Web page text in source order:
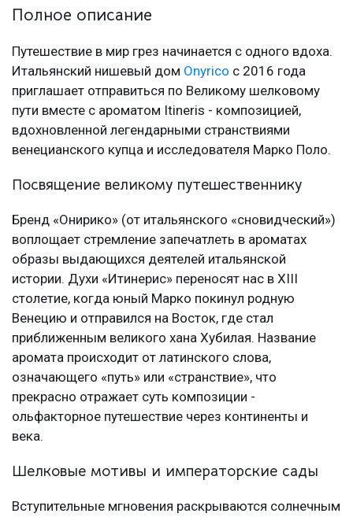
Полное описание
Путешествие в мир грез начинается с одного вдоха.
Итальянский нишевый дом Onyrico с 2016 года
приглашает отправиться по Великому шелковому
пути вместе с ароматом Itineris - композицией,
вдохновленной легендарными странствиями
венецианского купца и исследователя Марко Поло.
Посвящение великому путешественнику
Бренд «Онирико» (от итальянского «сновидческий»)
воплощает стремление запечатлеть в ароматах
образы выдающихся деятелей итальянской
истории. Духи «Итинерис» переносят нас в XIII
столетие, когда юный Марко покинул родную
Венецию и отправился на Восток, где стал
приближенным великого хана Хубилая. Название
аромата происходит от латинского слова,
означающего «путь» или «странствие», что
прекрасно отражает суть композиции -
ольфакторное путешествие через континенты и
века.
Шелковые мотивы и императорские сады
Вступительные мгновения раскрываются солнечным